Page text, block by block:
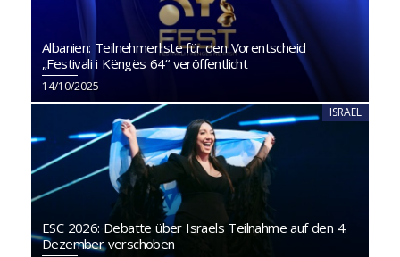
Albanien: Teilnehmerliste für den Vorentscheid
„Festivali i Këngës 64“ veröffentlicht
14/10/2025
ISRAEL
ESC 2026: Debatte über Israels Teilnahme auf den 4.
Dezember verschoben